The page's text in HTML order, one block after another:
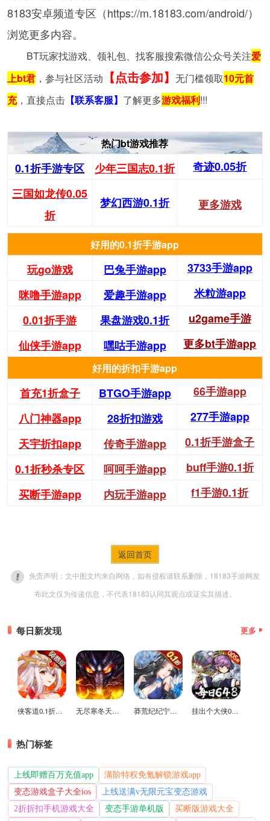
8183安卓频道专区（https://m.18183.com/android/）
浏览更多内容。
BT玩家找游戏、领礼包、找客服搜索微信公众号关注爱
上bt君，参与社区活动 【点击参加】 无门槛领取10元首
充，直接点击【联系客服】 了解更多游戏福利!!!
热门bt游戏推荐
0.1折手游专区 少年三国志0.1折
奇迹0.05折
三国如龙传0.05
折
梦幻西游0.1折 更多游戏
好用的0.1折手游app
玩go游戏 巴兔手游app
3733手游app
咪噜手游app
爱趣手游app
米粒游app
0.01折手游
果盘游戏0.1折
u2game手游
仙侠手游app
嘿咕手游app 更多bt手游app
好用的折扣手游app
首充1折盒子 BTGO手游app
66手游app
八门神器app
28折扣游戏
277手游app
天宇折扣app
传奇手游app
0.1折手游盒子
0.1折秒杀专区
呵呵手游app
buff手游0.1折
买断手游app
内玩手游app f1手游0.1折
返回首页
免责声明：文中图文均来自网络，如有侵权请联系删除，18183手游网发
布此文仅为传递信息，不代表18183认同其观点或证实其描述。
每日新发现 更多
侠客道0.1折变态版 无尽寒冬天蛇新春送礼版 莽荒纪纪宁传奇0.1折送无限连抽版 挂出个大侠0.05折免单福利版
热门标签
上线即赠百万充值app
满阶特权免氪解锁游戏app
变态游戏盒子大全ios
上线送满v无限元宝变态游戏
2折折扣手机游戏大全
变态手游单机版
买断版游戏大全